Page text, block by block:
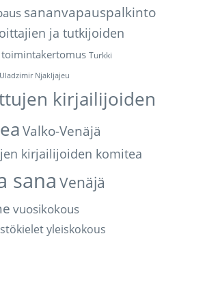
sananvapauspalkinto
ja tutkijoiden
toimintakertomus Turkki
Uladzimir Njakljajeu
kirjailijoiden
Valko-Venäjä
kirjailijoiden komitea
sana Venäjä
vuosikokous
yleiskokous